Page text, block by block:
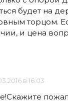
будет на
торцом.
и цена
в 16:03